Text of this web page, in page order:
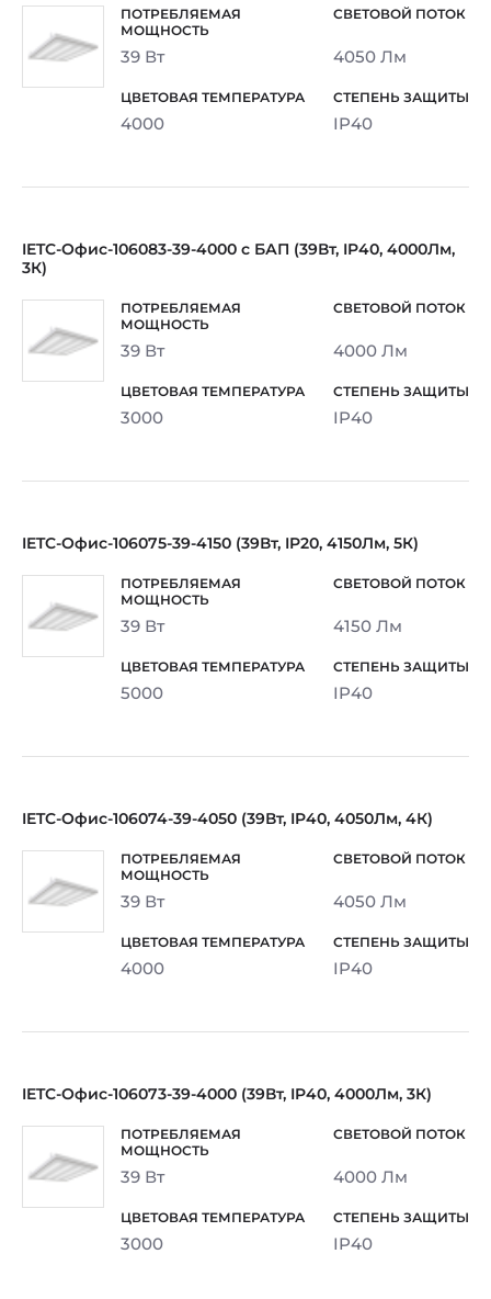
39 Вт 4050 Лм
4000 IP40
IETC-Офис-106083-39-4000 с БАП (39Вт, IP40, 4000Лм,
3К)
39 Вт 4000 Лм
3000 IP40
IETC-Офис-106075-39-4150 (39Вт, IP20, 4150Лм, 5К)
39 Вт 4150 Лм
5000 IP40
IETC-Офис-106074-39-4050 (39Вт, IP40, 4050Лм, 4К)
39 Вт 4050 Лм
4000 IP40
IETC-Офис-106073-39-4000 (39Вт, IP40, 4000Лм, 3К)
39 Вт 4000 Лм
3000 IP40